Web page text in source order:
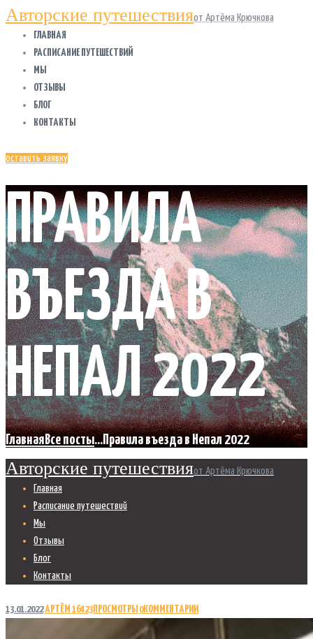
Авторские путешествияот Артёма Крючкова
ГЛАВНАЯ
РАСПИСАНИЕ ПУТЕШЕСТВИЙ
МЫ
ОТЗЫВЫ
БЛОГ
КОНТАКТЫ
оставить заявку
ПРАВИЛА
ВЪЕЗДА В
НЕПАЛ 2022
ГлавнаяВсе посты...Правила въезда в Непал 2022
Авторские путешествияот Артёма Крючкова
Главная
Расписание путешествий
Мы
Отзывы
Блог
Контакты
13.01.2022АРТЁМ 16423 ПРОСМОТРЫ 0КОММЕНТАРИИ